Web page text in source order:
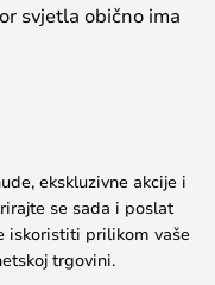
svjetla obično ima
ekskluzivne akcije i
se sada i poslat
iskoristiti prilikom vaše
trgovini.